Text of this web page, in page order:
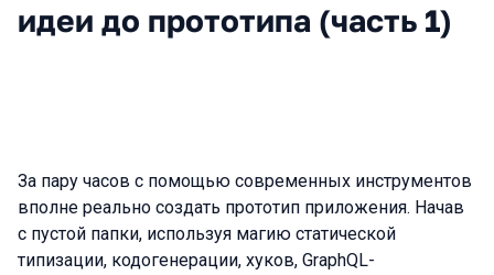
идеи до прототипа (часть 1)
За пару часов с помощью современных инструментов
вполне реально создать прототип приложения. Начав
с пустой папки, используя магию статической
типизации, кодогенерации, хуков, GraphQL-